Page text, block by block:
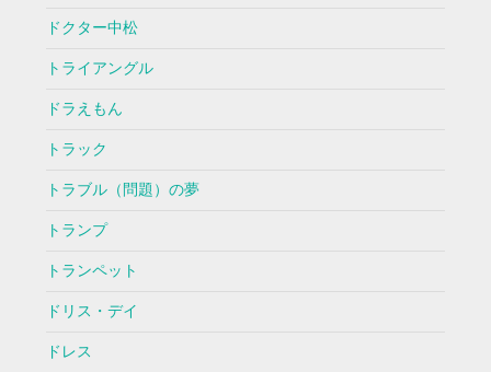
ドクター中松
トライアングル
ドラえもん
トラック
トラブル（問題）の夢
トランプ
トランペット
ドリス・デイ
ドレス